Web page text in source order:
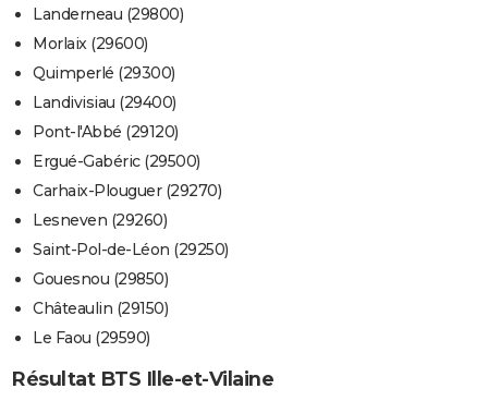
Landerneau (29800)
Morlaix (29600)
Quimperlé (29300)
Landivisiau (29400)
Pont-l'Abbé (29120)
Ergué-Gabéric (29500)
Carhaix-Plouguer (29270)
Lesneven (29260)
Saint-Pol-de-Léon (29250)
Gouesnou (29850)
Châteaulin (29150)
Le Faou (29590)
Résultat BTS Ille-et-Vilaine